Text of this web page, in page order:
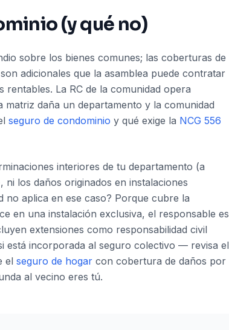
(y qué no)
sobre los bienes comunes; las coberturas de
son adicionales que la asamblea puede contratar
La RC de la comunidad opera
daña un departamento y la comunidad
seguro de condominio y qué exige la NCG 556
interiores de tu departamento (a
los daños originados en instalaciones
no aplica en ese caso? Porque cubre la
en una instalación exclusiva, el responsable es
extensiones como responsabilidad civil
está incorporada al seguro colectivo — revisa el
el seguro de hogar con cobertura de daños por
al vecino eres tú.